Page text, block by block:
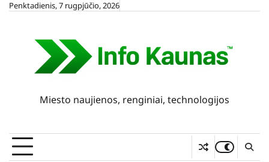
SkipPenktadienis, 7 rugpjūčio, 2026
Miesto naujienos, renginiai, technologijos